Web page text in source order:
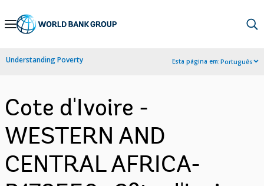
Skip
Navigation
Understanding Poverty Esta página em:Português
Cote d'Ivoire -
WESTERN AND
CENTRAL AFRICA-